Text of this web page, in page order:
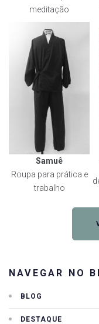
meditação
Samuê
Roupa para prática e
trabalho
NAVEGAR NO
BLOG
DESTAQUE